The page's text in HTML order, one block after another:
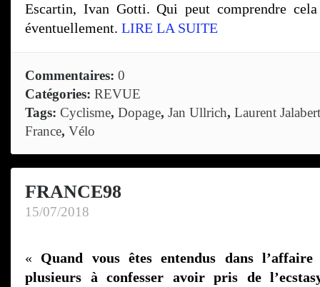
Escartin, Ivan Gotti. Qui peut comprendre
éventuellement. LIRE LA SUITE
Commentaires: 0
Catégories: REVUE
Tags: Cyclisme, Dopage, Jan Ullrich, Laurent Jalabert
France, Vélo
FRANCE98
15/07/2018
« Quand vous êtes entendus dans l’affaire
plusieurs à confesser avoir pris de